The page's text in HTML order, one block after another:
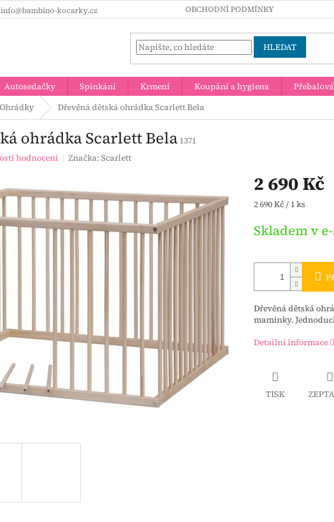
info@bambino-kocarky.cz OBCHODNÍ PODMÍNKY
HLEDAT
Autosedačky Spinkání Krmení Koupání a hygiena
Ohrádky Dřevěná dětská ohrádka Scarlett Bela
ohrádka Scarlett Bela 1371
hodnocení Značka:Scarlett
2 690 Kč
Měrná
2 690 Kč / 1 ks
Skladem v
Dřevěná dětská
maminky.
Detailní informace
TISK